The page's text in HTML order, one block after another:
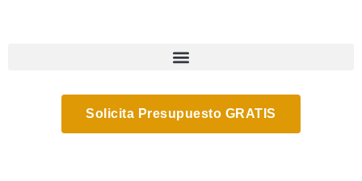
Solicita Presupuesto GRATIS